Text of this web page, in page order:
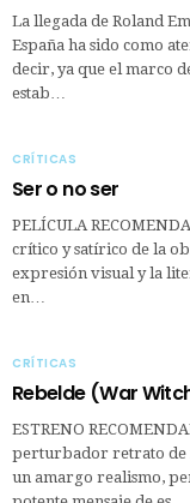
La llegada de Roland
España ha sido como
decir, ya que el marco
estab…
CRÍTICAS
Ser o no ser
PELÍCULA
crítico y satírico de la
expresión visual y la
en…
CRÍTICAS
Rebelde (War
ESTRENO
perturbador retrato de
un amargo realismo,